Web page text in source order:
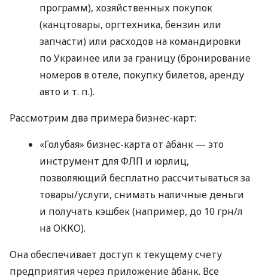
программ), хозяйственных покупок
(канцтовары, оргтехника, бензин или
запчасти) или расходов на командировки
по Украинее или за границу (бронирование
номеров в отеле, покупку билетов, аренду
авто и т. п.).
Рассмотрим два примера бизнес-карт:
«Голубая» бизнес-карта от àбанк — это
инструмент для ФЛП и юрлиц,
позволяющий бесплатно рассчитываться за
товары/услуги, снимать наличные деньги
и получать кэшбек (например, до 10 грн/л
на ОККО).
Она обеспечивает доступ к текущему счету
предприятия через приложение àбанк. Все